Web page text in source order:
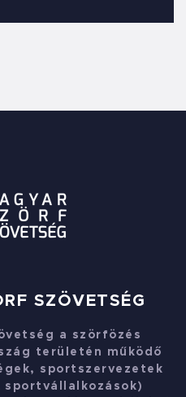
SZÖVETSÉG
a szörfözés
területén működő
sportszervezetek